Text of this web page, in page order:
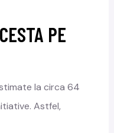
PE
la circa 64
Astfel,